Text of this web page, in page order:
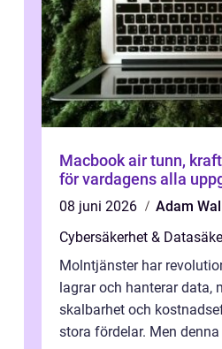
Macbook air tunn, kraftfull och byggd
för vardagens alla
08 juni 2026
Adam
Cybersäkerhet &
Molntjänster har
lagrar och hanterar data,
skalbarhet och
stora fördelar. Men